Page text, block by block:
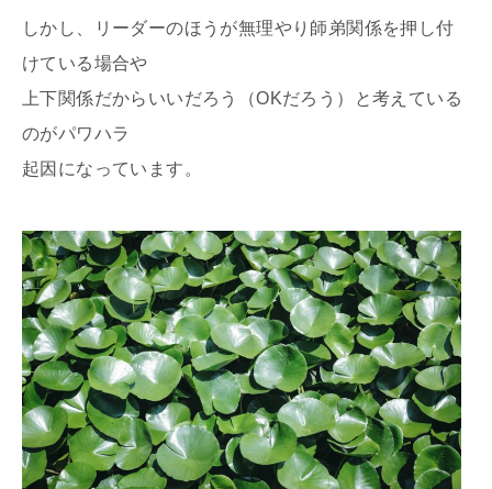
しかし、リーダーのほうが無理やり師弟関係を押し付
けている場合や
上下関係だからいいだろう（OKだろう）と考えている
のがパワハラ
起因になっています。